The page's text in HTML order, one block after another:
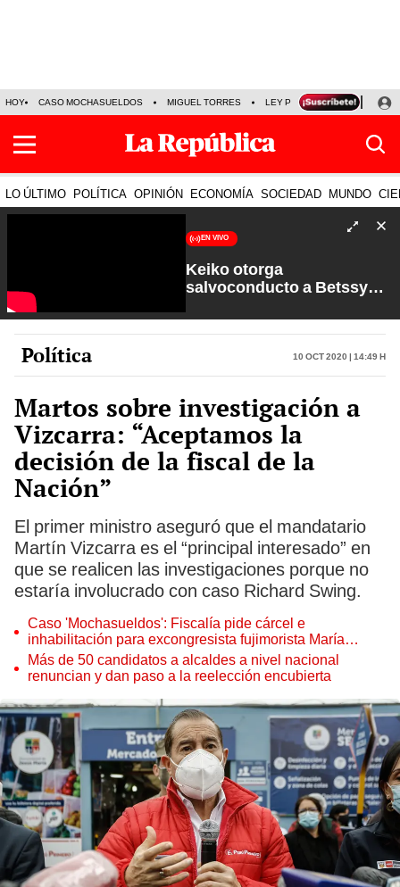
HOY CASO MOCHASUELDOS MIGUEL TORRES LEY PULPÍN PRECIO DEL
LO ÚLTIMO POLÍTICA OPINIÓN ECONOMÍA SOCIEDAD MUNDO
EN VIVO
Keiko otorga
salvoconducto a Betssy
Petroperú | Sin Guion con
Rosa María Palacios
Política 10 Oct 2020 | 14:49 h
Martos sobre investigación a
Vizcarra: “Aceptamos la
decisión de la fiscal de la
Nación”
El primer ministro aseguró que el mandatario
Martín Vizcarra es el “principal interesado” en
que se realicen las investigaciones porque no
estaría involucrado con caso Richard Swing.
Caso 'Mochasueldos': Fiscalía pide cárcel e
inhabilitación para excongresista fujimorista María
Cordero Jon Tay
Más de 50 candidatos a alcaldes a nivel nacional
renuncian y dan paso a la reelección encubierta